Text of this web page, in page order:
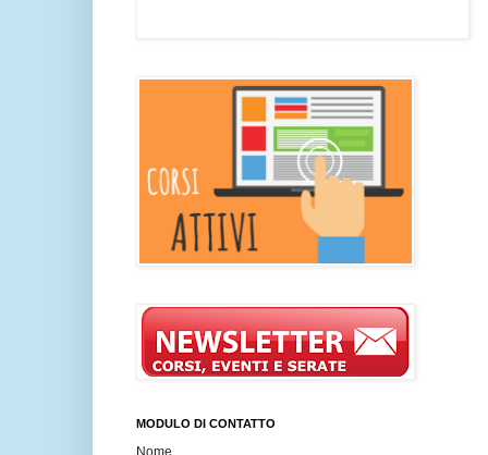
MODULO DI CONTATTO
Nome